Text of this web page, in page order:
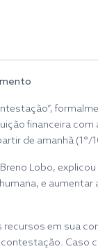
financeira com
de amanhã (1°/
Lobo,
e aumentar
em sua
Caso